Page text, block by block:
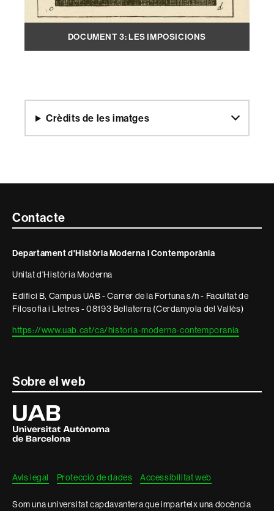
DOCUMENT 3: LES IMPOSICIONS
Crèdits de les imatges
Contacte
informació
legal
Contacte
Departament d'Història Moderna i Contemporània
Unitat d'Història Moderna
Edifici B, Campus UAB - Carrer de la Fortuna s/n - Facultat de
Filosofia i Lletres - 08193 Bellaterra (Cerdanyola del Vallès)
https://www.uab.cat/ca/historia-moderna-contemporania
Sobre el web
Universitat
Autònoma
de
Barcelona
Avís legal Protecció de dades Accessibilitat web
Som una universitat capdavantera que imparteix una docència